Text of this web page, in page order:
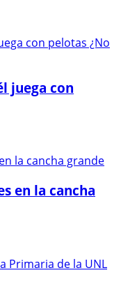
juega con
en la cancha